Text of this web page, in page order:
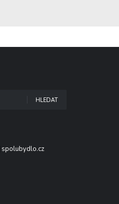
HLEDAT
spolubydlo.cz